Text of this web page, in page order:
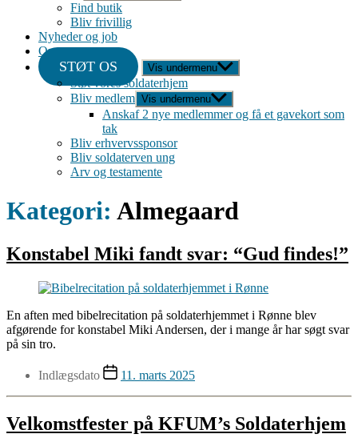
Find butik
Bliv frivillig
Nyheder og job
Om
STØT OS Vis undermenu
Støt vores soldaterhjem
Bliv medlem Vis undermenu
Anskaf 2 nye medlemmer og få et gavekort som
tak
Bliv erhvervssponsor
Bliv soldaterven ung
Arv og testamente
Kategori: Almegaard
Konstabel Miki fandt svar: “Gud findes!”
En aften med bibelrecitation på soldaterhjemmet i Rønne blev
afgørende for konstabel Miki Andersen, der i mange år har søgt svar
på sin tro.
Indlægsdato 11. marts 2025
Velkomstfester på KFUM’s Soldaterhjem